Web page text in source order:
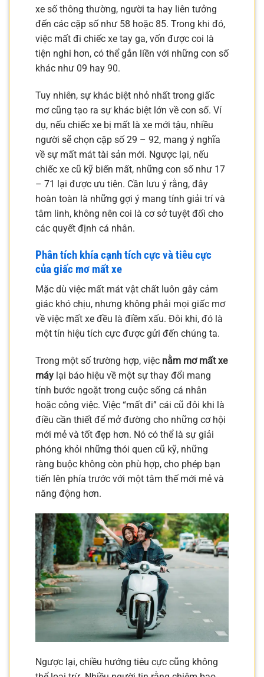
xe số thông thường, người ta hay liên tưởng
đến các cặp số như 58 hoặc 85. Trong khi đó,
việc mất đi chiếc xe tay ga, vốn được coi là
tiện nghi hơn, có thể gắn liền với những con số
khác như 09 hay 90.
Tuy nhiên, sự khác biệt nhỏ nhất trong giấc
mơ cũng tạo ra sự khác biệt lớn về con số. Ví
dụ, nếu chiếc xe bị mất là xe mới tậu, nhiều
người sẽ chọn cặp số 29 – 92, mang ý nghĩa
về sự mất mát tài sản mới. Ngược lại, nếu
chiếc xe cũ kỹ biến mất, những con số như 17
– 71 lại được ưu tiên. Cần lưu ý rằng, đây
hoàn toàn là những gợi ý mang tính giải trí và
tâm linh, không nên coi là cơ sở tuyệt đối cho
các quyết định cá nhân.
Phân tích khía cạnh tích cực và tiêu cực
của giấc mơ mất xe
Mặc dù việc mất mát vật chất luôn gây cảm
giác khó chịu, nhưng không phải mọi giấc mơ
về việc mất xe đều là điềm xấu. Đôi khi, đó là
một tín hiệu tích cực được gửi đến chúng ta.
Trong một số trường hợp, việc nằm mơ mất xe
máy lại báo hiệu về một sự thay đổi mang
tính bước ngoặt trong cuộc sống cá nhân
hoặc công việc. Việc “mất đi” cái cũ đôi khi là
điều cần thiết để mở đường cho những cơ hội
mới mẻ và tốt đẹp hơn. Nó có thể là sự giải
phóng khỏi những thói quen cũ kỹ, những
ràng buộc không còn phù hợp, cho phép bạn
tiến lên phía trước với một tâm thế mới mẻ và
năng động hơn.
Ngược lại, chiều hướng tiêu cực cũng không